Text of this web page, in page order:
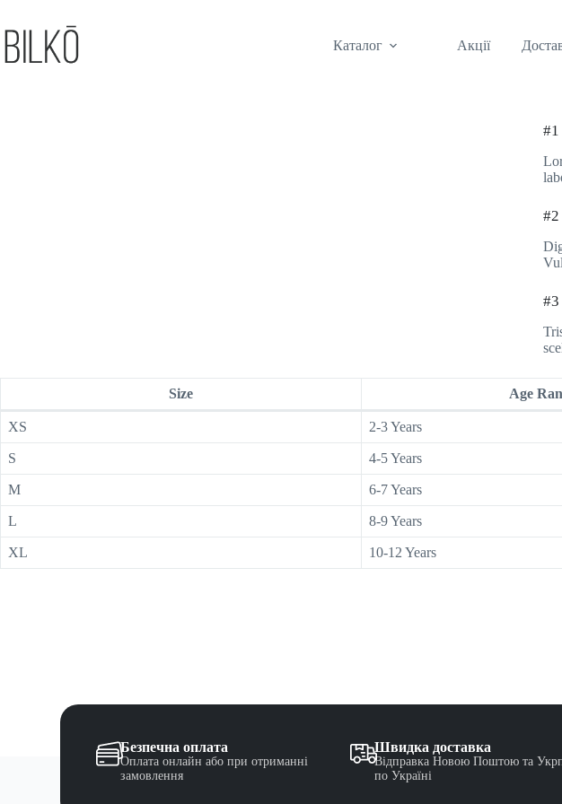
Каталог Акції
#2
#3
Size Age
XS 2-3 Years
S 4-5 Years
M 6-7 Years
L 8-9 Years
XL 10-12 Years
Безпечна оплата
Оплата онлайн або при отриманні
замовлення
Швидка доставка
Відправка Новою Поштою та
по Україні